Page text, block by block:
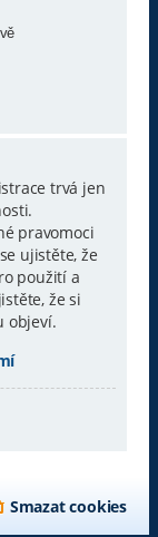
trvá jen
pravomoci
ujistěte, že
použití a
že si
objeví.
Smazat cookies